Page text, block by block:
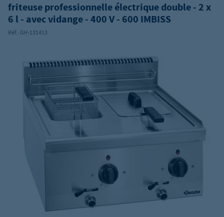
friteuse professionnelle électrique double - 2 x
6 l - avec vidange - 400 V - 600 IMBISS
Réf.: GH-131413